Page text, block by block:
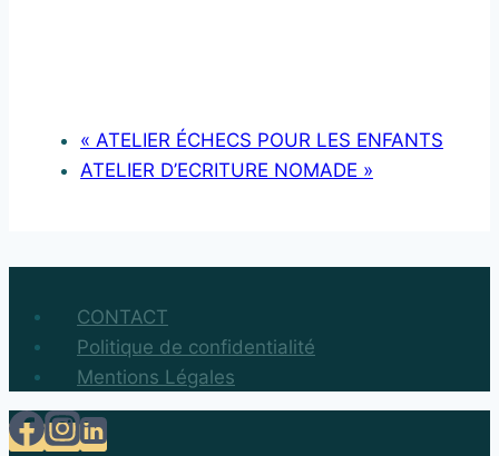
« ATELIER ÉCHECS POUR LES ENFANTS
ATELIER D’ECRITURE NOMADE »
CONTACT
Politique de confidentialité
Mentions Légales